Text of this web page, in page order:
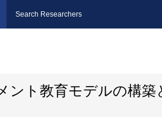
Search Researchers
ント教育モデルの構